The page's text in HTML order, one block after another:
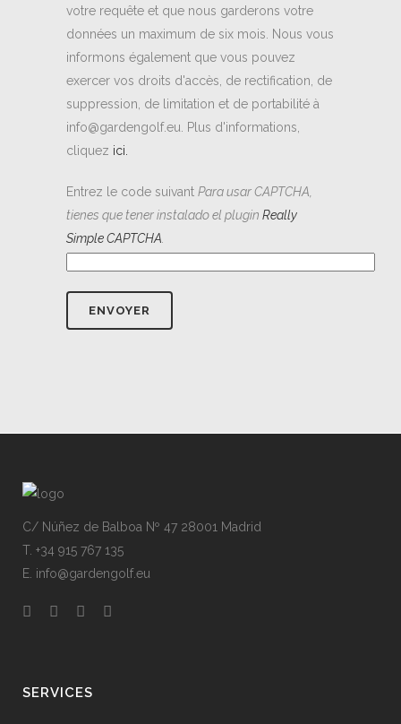
votre requête et que nous garderons votre
données un maximum de six mois. Nous vous
informons également que vous pouvez
exercer vos droits d'accès, de rectification, de
suppression, de limitation et de portabilité à
info@gardengolf.eu. Plus d'informations,
cliquez ici.
Entrez le code suivant Para usar CAPTCHA,
tienes que tener instalado el plugin Really
Simple CAPTCHA
C/ Núñez de Balboa Nº 47 28001 Madrid
T. +34 915 767 135
E. info@gardengolf.eu
SERVICES